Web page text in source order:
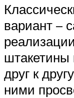
вариант –
штакетины
друг к
ними